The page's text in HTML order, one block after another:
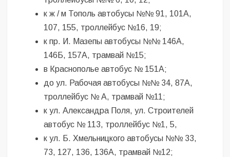
к ж / м Тополь автобусы №№ 91, 101А,
107, 155, троллейбус №16, 19;
к пр. И. Мазепы автобусы №№ 146А,
146Б, 157А, трамвай №15;
в Краснополье автобус № 151А;
до ул. Рабочая автобусы №№ 34, 87А,
троллейбус № А, трамвай №11;
к ул. Александра Поля, ул. Строителей
автобус № 113, троллейбус №1, 5,
к ул. Б. Хмельницкого автобусы №№ 33,
73, 127, 136, 136А, трамвай №12;